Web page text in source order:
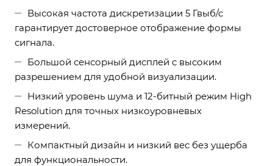
Высокая частота дискретизации 5 Гвыб/с
гарантирует достоверное отображение формы
сигнала.
Большой сенсорный дисплей с высоким
разрешением для удобной визуализации.
Низкий уровень шума и 12-битный режим High
Resolution для точных низкоуровневых
измерений.
Компактный дизайн и низкий вес без ущерба
для функциональности.